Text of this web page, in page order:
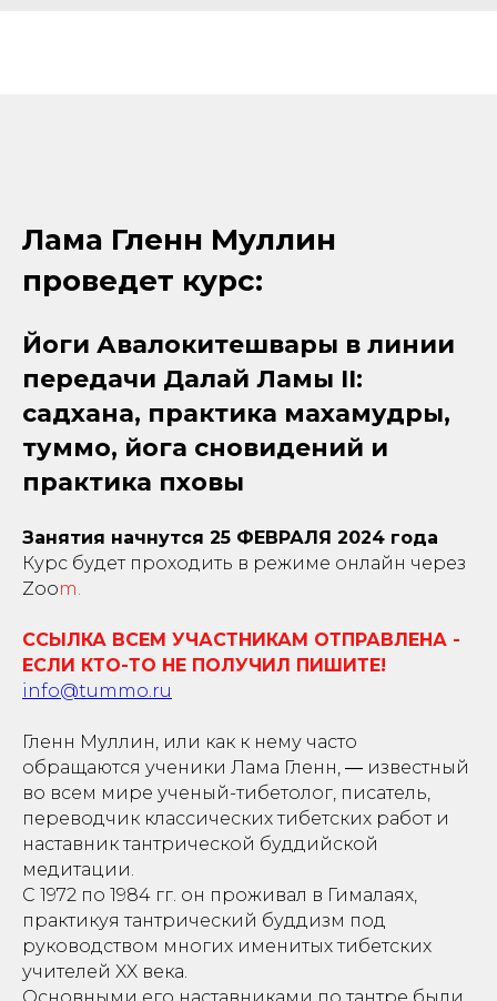
Лама Гленн Муллин
проведет курс:
Йоги Авалокитешвары в линии
передачи Далай Ламы II:
садхана, практика махамудры,
туммо, йога сновидений и
практика пховы
Занятия начнутся 25 ФЕВРАЛЯ 2024 года
Курс будет проходить в режиме онлайн через
Zoom.
ССЫЛКА ВСЕМ УЧАСТНИКАМ ОТПРАВЛЕНА -
ЕСЛИ КТО-ТО НЕ ПОЛУЧИЛ ПИШИТЕ!
info@tummo.ru
Гленн Муллин, или как к нему часто
обращаются ученики Лама Гленн, ― известный
во всем мире ученый-тибетолог, писатель,
переводчик классических тибетских работ и
наставник тантрической буддийской
медитации.
С 1972 по 1984 гг. он проживал в Гималаях,
практикуя тантрический буддизм под
руководством многих именитых тибетских
учителей XX века.